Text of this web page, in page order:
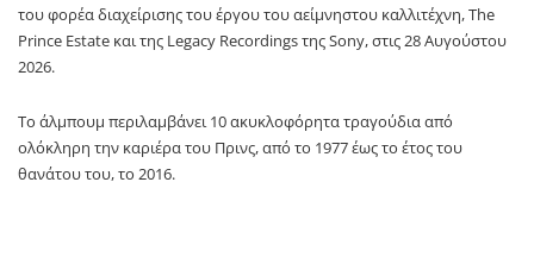
του φορέα διαχείρισης του έργου του αείμνηστου καλλιτέχνη, Τhe
Prince Estate και της Legacy Recordings της Sony, στις 28 Αυγούστου
2026.
Το άλμπουμ περιλαμβάνει 10 ακυκλοφόρητα τραγούδια από
ολόκληρη την καριέρα του Πρινς, από το 1977 έως το έτος του
θανάτου του, το 2016.